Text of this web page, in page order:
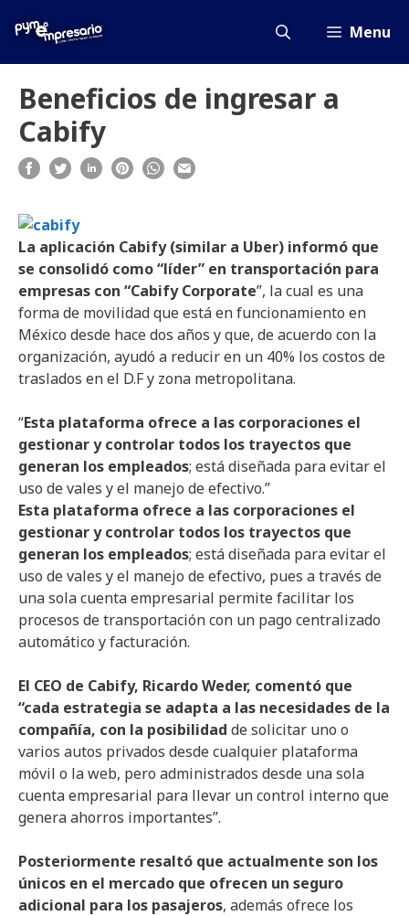
Menu
Beneficios de ingresar a
Cabify
La aplicación Cabify (similar a Uber) informó que
se consolidó como “líder” en transportación para
empresas con “Cabify Corporate”, la cual es una
forma de movilidad que está en funcionamiento en
México desde hace dos años y que, de acuerdo con la
organización, ayudó a reducir en un 40% los costos de
traslados en el D.F y zona metropolitana.
“Esta plataforma ofrece a las corporaciones el
gestionar y controlar todos los trayectos que
generan los empleados; está diseñada para evitar el
uso de vales y el manejo de efectivo.”
Esta plataforma ofrece a las corporaciones el
gestionar y controlar todos los trayectos que
generan los empleados; está diseñada para evitar el
uso de vales y el manejo de efectivo, pues a través de
una sola cuenta empresarial permite facilitar los
procesos de transportación con un pago centralizado
automático y facturación.
El CEO de Cabify, Ricardo Weder, comentó que
“cada estrategia se adapta a las necesidades de la
compañía, con la posibilidad de solicitar uno o
varios autos privados desde cualquier plataforma
móvil o la web, pero administrados desde una sola
cuenta empresarial para llevar un control interno que
genera ahorros importantes”.
Posteriormente resaltó que actualmente son los
únicos en el mercado que ofrecen un seguro
adicional para los pasajeros, además ofrece los